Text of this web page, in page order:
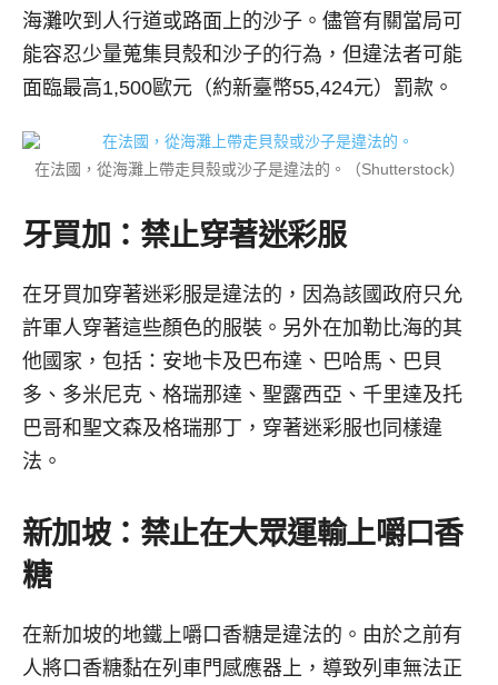
海灘吹到人行道或路面上的沙子。儘管有關當局可
能容忍少量蒐集貝殼和沙子的行為，但違法者可能
面臨最高1,500歐元（約新臺幣55,424元）罰款。
在法國，從海灘上帶走貝殼或沙子是違法的。（Shutterstock）
牙買加：禁止穿著迷彩服
在牙買加穿著迷彩服是違法的，因為該國政府只允
許軍人穿著這些顏色的服裝。另外在加勒比海的其
他國家，包括：安地卡及巴布達、巴哈馬、巴貝
多、多米尼克、格瑞那達、聖露西亞、千里達及托
巴哥和聖文森及格瑞那丁，穿著迷彩服也同樣違
法。
新加坡：禁止在大眾運輸上嚼口香
糖
在新加坡的地鐵上嚼口香糖是違法的。由於之前有
人將口香糖黏在列車門感應器上，導致列車無法正